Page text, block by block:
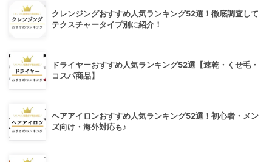
クレンジングおすすめ人気ランキング52選！徹底調査して
テクスチャータイプ別に紹介！
ドライヤーおすすめ人気ランキング52選【速乾・くせ毛・
コスパ商品】
ヘアアイロンおすすめ人気ランキング52選！初心者・メン
ズ向け・海外対応も♪